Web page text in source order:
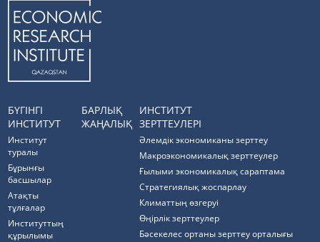
БҮГІНГІ
ИНСТИТУТ
Институт
туралы
Бұрынғы
басшылар
Атақты
тұлғалар
Институттың
құрылымы
БАРЛЫҚ
ЖАҢАЛЫҚ
ИНСТИТУТ
ЗЕРТТЕУЛЕРІ
Әлемдік экономиканы зерттеу
Макроэкономикалық зерттеулер
Ғылыми экономикалық сараптама
Стратегиялық жоспарлау
Климаттың өзгеруі
Өңірлік зерттеулер
Бәсекелес ортаны зерттеу орталығы